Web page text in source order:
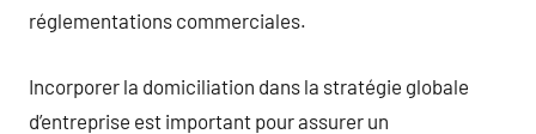
réglementations commerciales.
Incorporer la domiciliation dans la stratégie globale
d’entreprise est important pour assurer un